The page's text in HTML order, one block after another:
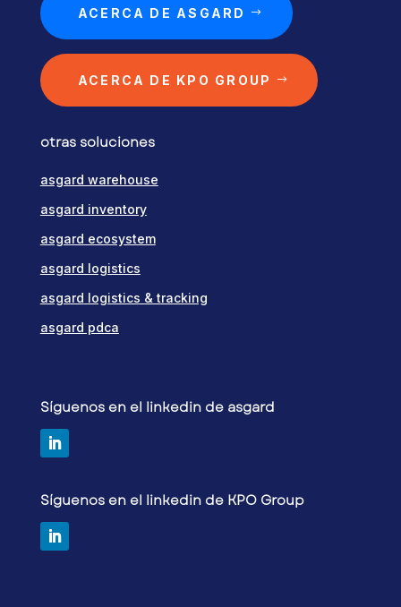
ACERCA DE ASGARD
ACERCA DE KPO GROUP
otras soluciones
asgard warehouse
asgard inventory
asgard ecosystem
asgard logistics
asgard logistics & tracking
asgard pdca
Síguenos en el linkedin de asgard
Síguenos en el linkedin de KPO Group